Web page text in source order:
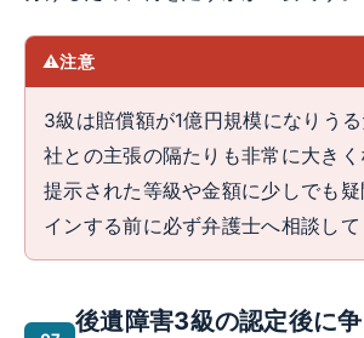
注意
3級は賠償額が1億円規模になりう
社との主張の隔たりも非常に大きく
提示された等級や金額に少しでも
インする前に必ず弁護士へ相談して
後遺障害3級の認定後に